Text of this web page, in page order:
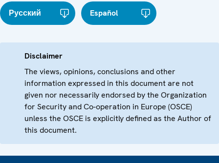
Русский Español
Disclaimer
The views, opinions, conclusions and other
information expressed in this document are not
given nor necessarily endorsed by the Organization
for Security and Co-operation in Europe (OSCE)
unless the OSCE is explicitly defined as the Author of
this document.